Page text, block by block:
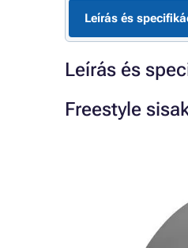
Leírás és
Leírás és
Freestyle